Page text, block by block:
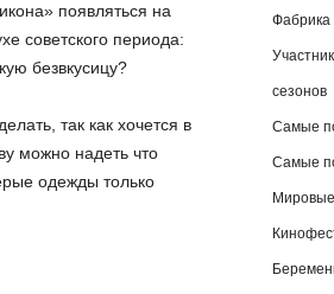
появляться на
советского периода:
безвкусицу?
так как хочется в
можно надеть что
одежды только
Фабрика
сезонов
Самые
Самые